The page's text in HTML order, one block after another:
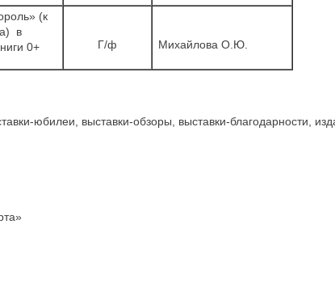
(к
в
0+
Г/ф Михайлова О.Ю.
юбилеи, выставки-обзоры, выставки-благодарности,